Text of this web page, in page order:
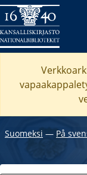
Suomeksi ― På